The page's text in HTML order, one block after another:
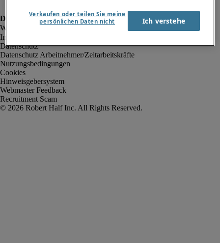
Impressum
Datenschutz
Datenschutz Arbeitnehmer/Zeitarbeitskräfte
Nutzungsbedingungen
Cookies
Hinweisgebersystem
Webmaster Feedback
Recruitment Scam
Verkaufen oder teilen Sie meine
persönlichen Daten nicht
Ich verstehe